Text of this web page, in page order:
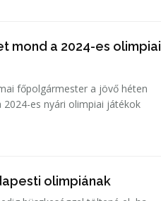
mond a 2024-es olimpiai
főpolgármester a jövő héten
es nyári olimpiai játékok
olimpiának